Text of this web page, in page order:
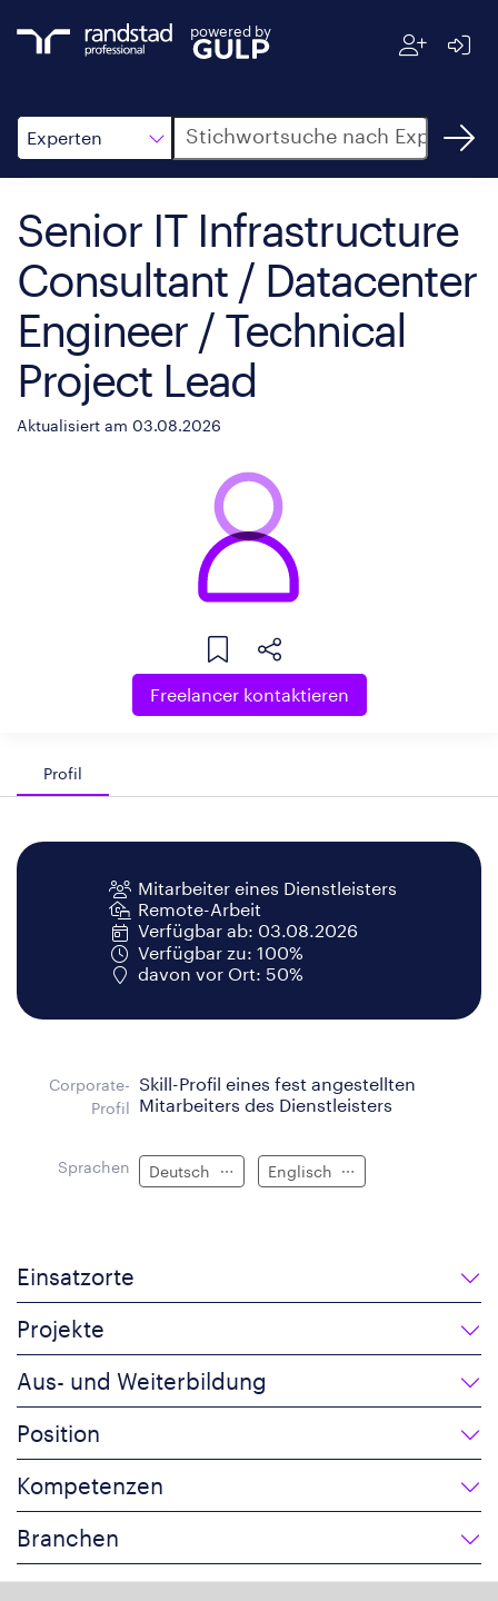
powered by
Experten
Suche
Senior IT Infrastructure
Consultant / Datacenter
Engineer / Technical
Project Lead
Aktualisiert am 03.08.2026
Freelancer kontaktieren
Profil
Mitarbeiter eines Dienstleisters
Remote-Arbeit
Verfügbar ab: 03.08.2026
Verfügbar zu: 100%
davon vor Ort: 50%
Corporate-
Profil
Skill-Profil eines fest angestellten
Mitarbeiters des Dienstleisters
Sprachen Deutsch Englisch
Einsatzorte
Projekte
Aus- und Weiterbildung
Position
Kompetenzen
Branchen